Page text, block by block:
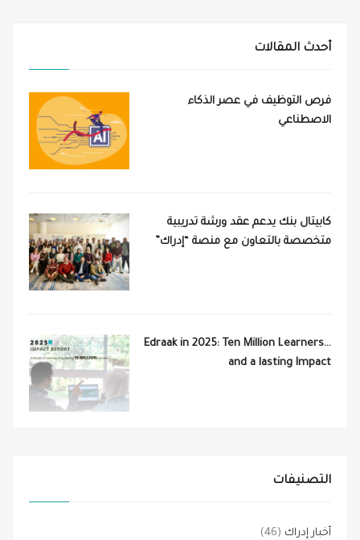
أحدث المقالات
فرص التوظيف في عصر الذكاء
الاصطناعي
كابيتال بنك يدعم عقد ورشة تدريبية
متخصصة بالتعاون مع منصة “إدراك”
Edraak in 2025: Ten Million Learners…
and a lasting Impact
التصنيفات
أخبار إدراك (46)